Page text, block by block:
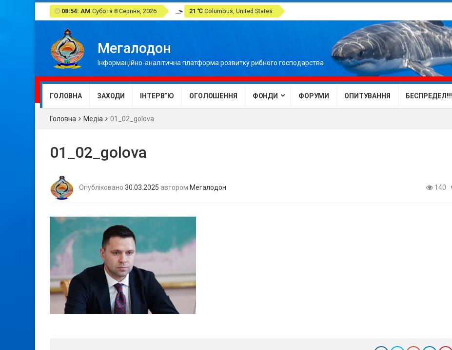
08:54: AM Субота 8 Серпня, 2026 21 ℃ Columbus, United States
Мегалодон
Інформаційно-аналітична платформа розвитку рибного господарства
ГОЛОВНА ЗАХОДИ ІНТЕРВ”Ю ОГОЛОШЕННЯ ФОНДИ ФОРУМИ ОПИТУВАННЯ БЕСПРЕДЕЛ!!!
Головна Медіа 01_02_golova
01_02_golova
Опубліковано 30.03.2025 автором Мегалодон 140